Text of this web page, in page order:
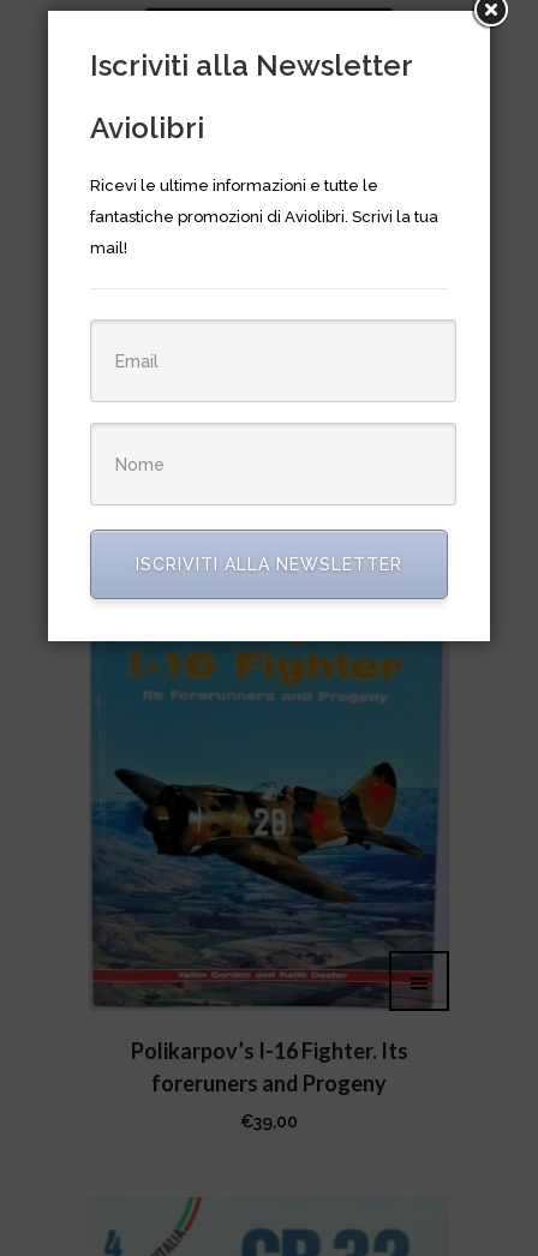
AB47G e AB47J dell’ALE 1958-
Polikarpov’s I-16 Fighter. Its
foreruners and Progeny
€39,00
Iscriviti alla Newsletter
Aviolibri
Ricevi le ultime informazioni e tutte le
fantastiche promozioni di Aviolibri. Scrivi la tua
mail!
ISCRIVITI ALLA NEWSLETTER